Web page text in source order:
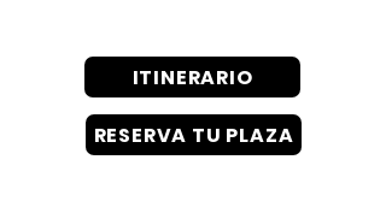
ITINERARIO
RESERVA TU PLAZA